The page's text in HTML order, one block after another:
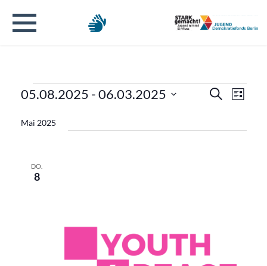
Veranstaltungen Suche
Liste
05.08.2025 - 06.03.2025
wählen.
Mai 2025
DO.
8